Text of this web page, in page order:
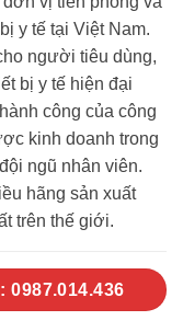
y tế tại Việt Nam.
người tiêu dùng,
bị y tế hiện đại
công của công
kinh doanh trong
ngũ nhân viên.
hãng sản xuất
trên thế giới.